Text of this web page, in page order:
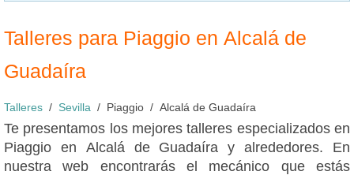
Talleres para Piaggio en Alcalá de
Guadaíra
Talleres Sevilla Piaggio Alcalá de Guadaíra
Te presentamos los mejores talleres especializados en
Piaggio en Alcalá de Guadaíra y alrededores. En
nuestra web encontrarás el mecánico que estás